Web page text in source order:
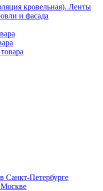
кровельная). Ленты
и фасада
Санкт-Петербурге
Москве